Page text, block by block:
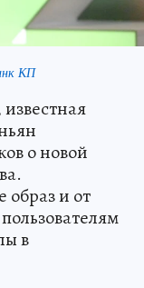
КП
о новой
образ и от
в